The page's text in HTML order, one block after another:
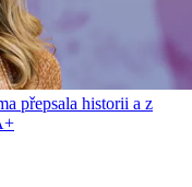
přepsala historii a z